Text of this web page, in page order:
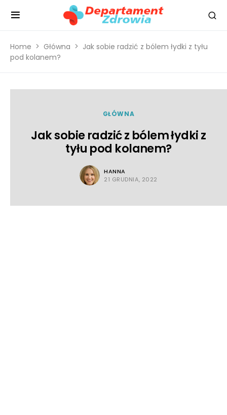
Home Główna
Jak sobie radzić z bólem łydki z tyłu
pod kolanem?
GŁÓWNA
Jak sobie radzić z bólem łydki z
tyłu pod kolanem?
HANNA
21 GRUDNIA, 2022